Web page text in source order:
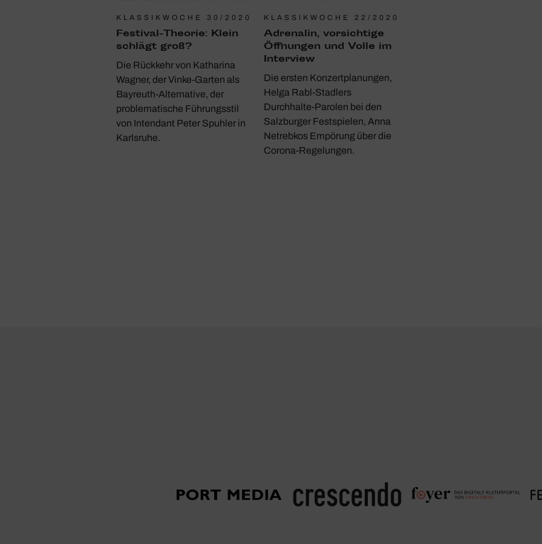
KLASSIKWOCHE 30/2020
Festival-Theorie: Klein
schlägt groß?
Die Rückkehr von Katharina
Wagner, der Vinke-Garten als
Bayreuth-Alternative, der
problematische Führungsstil
von Intendant Peter Spuhler in
Karlsruhe.
KLASSIKWOCHE 22/2020
Adre­nalin, vorsich­tige
Öffnungen und Volle im
Inter­view
Die ersten Konzertplanungen,
Helga Rabl-Stadlers
Durchhalte-Parolen bei den
Salzburger Festspielen, Anna
Netrebkos Empörung über die
Corona-Regelungen.